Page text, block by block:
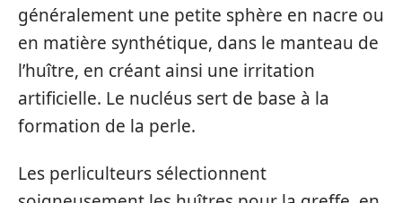
généralement une petite sphère en nacre ou
en matière synthétique, dans le manteau de
l’huître, en créant ainsi une irritation
artificielle. Le nucléus sert de base à la
formation de la perle.
Les perliculteurs sélectionnent